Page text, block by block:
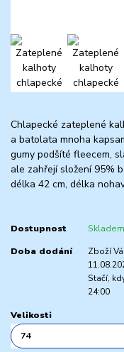
Chlapecké zateplené
a batolata mnoha
gumy podšíté fleecem,
ale zahřejí složení 95%
délka 42 cm, délka
Dostupnost
Doba dodání
Zboží
Stačí,
24:00
Velikosti